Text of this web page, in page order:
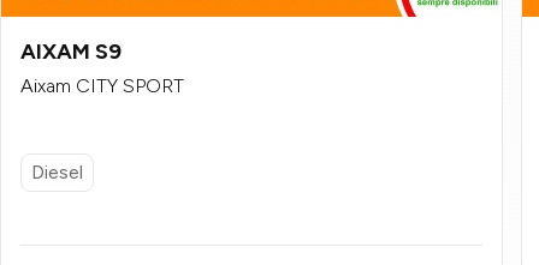
AIXAM S9
Aixam CITY SPORT
Diesel